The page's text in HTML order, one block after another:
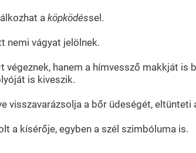
a köpködéssel.
nemi vágyat jelölnek.
t végeznek, hanem a hímvessző makkját is
is kiveszik.
visszavarázsolja a bőr üdeségét,
a kísérője, egyben a szél szimbóluma is.